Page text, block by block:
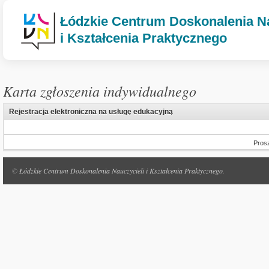
Łódzkie Centrum Doskonalenia
i Kształcenia Praktycznego
Karta zgłoszenia indywidualnego
Rejestracja elektroniczna na usługę edukacyjną
© Łódzkie Centrum Doskonalenia Nauczycieli i Kształcenia Praktycznego